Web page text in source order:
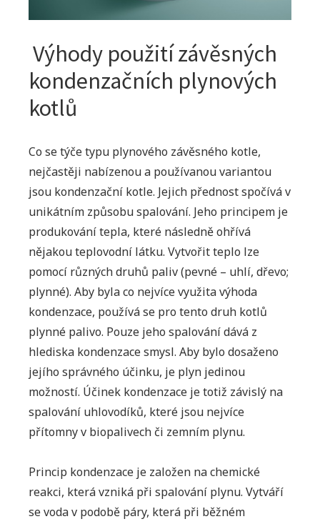
Výhody použití závěsných
kondenzačních plynových
kotlů
Co se týče typu plynového závěsného kotle,
nejčastěji nabízenou a používanou variantou
jsou kondenzační kotle. Jejich přednost spočívá v
unikátním způsobu spalování. Jeho principem je
produkování tepla, které následně ohřívá
nějakou teplovodní látku. Vytvořit teplo lze
pomocí různých druhů paliv (pevné – uhlí, dřevo;
plynné). Aby byla co nejvíce využita výhoda
kondenzace, používá se pro tento druh kotlů
plynné palivo. Pouze jeho spalování dává z
hlediska kondenzace smysl. Aby bylo dosaženo
jejího správného účinku, je plyn jedinou
možností. Účinek kondenzace je totiž závislý na
spalování uhlovodíků, které jsou nejvíce
přítomny v biopalivech či zemním plynu.
Princip kondenzace je založen na chemické
reakci, která vzniká při spalování plynu. Vytváří
se voda v podobě páry, která při běžném